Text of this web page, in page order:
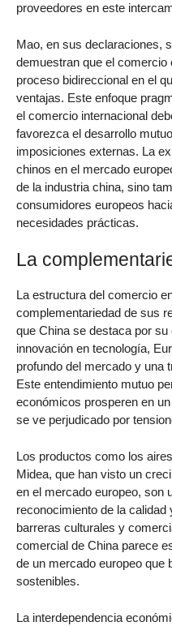
proveedores en este
Mao, en sus declaraciones,
demuestran que el
proceso bidireccional en el
ventajas. Este enfoque
el comercio internacional
favorezca el desarrollo
imposiciones externas. La
chinos en el mercado
de la industria china, sino
consumidores europeos
necesidades prácticas.
La
La estructura del comercio
complementariedad de sus
que China se destaca por
innovación en tecnología,
profundo del mercado y una
Este entendimiento mutuo
económicos prosperen en
se ve perjudicado por
Los productos como los
Midea, que han visto un
en el mercado europeo, son
reconocimiento de la
barreras culturales y
comercial de China parece
de un mercado europeo que
sostenibles.
La interdependencia